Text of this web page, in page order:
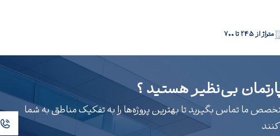
متراژ از ۲۴۵ تا ۷۰۰
بی‌نظیر هستید ؟
ما تماس بگیرید تا بهترین پروژه‌ها را به تفکیک مناطق به شما